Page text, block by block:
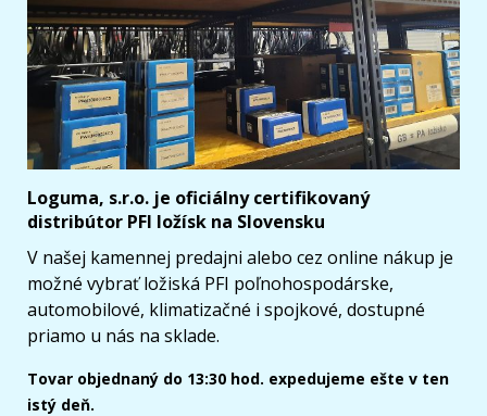
Loguma, s.r.o. je oficiálny certifikovaný
distribútor PFI ložísk na Slovensku
V našej kamennej predajni alebo cez online nákup je
možné vybrať ložiská PFI poľnohospodárske,
automobilové, klimatizačné i spojkové, dostupné
priamo u nás na sklade.
Tovar objednaný do 13:30 hod. expedujeme ešte v ten
istý deň.